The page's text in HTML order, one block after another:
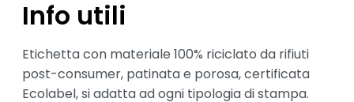
Info utili
Etichetta con materiale 100% riciclato da rifiuti
post-consumer, patinata e porosa, certificata
Ecolabel, si adatta ad ogni tipologia di stampa.